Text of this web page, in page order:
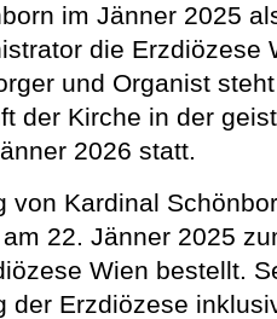
im Jänner 2025
die Erzdiözese
und Organist
der Kirche in der
2026 statt.
von Kardinal
22. Jänner 2025
Wien bestellt.
der Erzdiözese